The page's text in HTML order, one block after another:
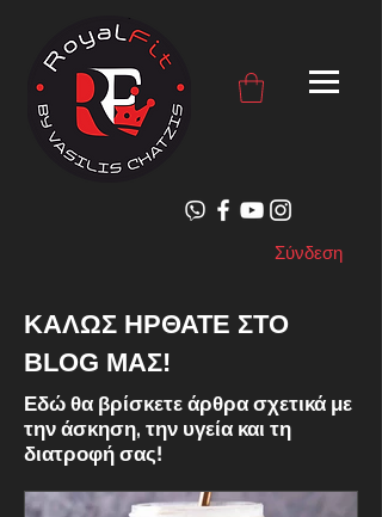
Σύνδεση
ΚΑΛΩΣ ΗΡΘΑΤΕ ΣΤΟ
BLOG ΜΑΣ!
Εδώ θα βρίσκετε άρθρα σχετικά με
την άσκηση, την υγεία και τη
διατροφή σας!